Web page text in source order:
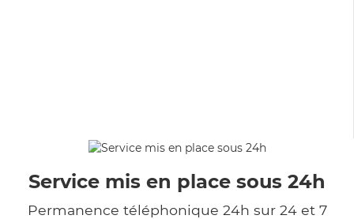
Service mis en place sous 24h
Permanence téléphonique 24h sur 24 et 7